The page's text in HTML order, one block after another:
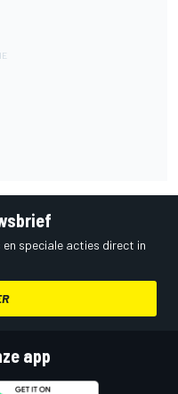
speciale acties direct in
app